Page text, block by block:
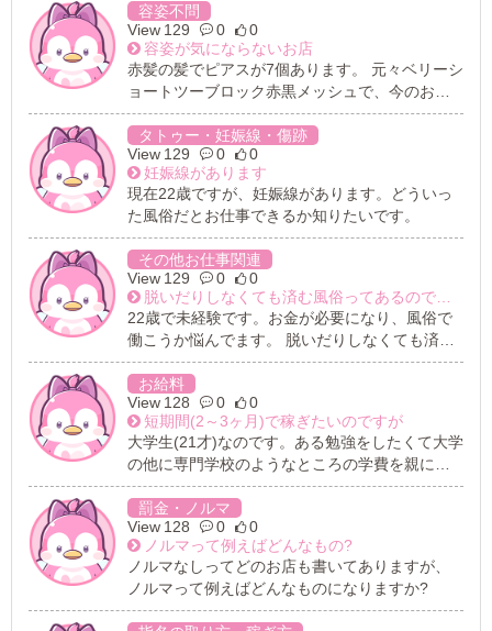
たいのと、高いクオリティーの中で働きたいと
思ってます。
容姿不問
129
0
0
容姿が気にならないお店
赤髪の髪でピアスが7個あります。 元々ベリーシ
ョートツーブロック赤黒メッシュで、今のお店
で一度髪を伸ばして黒色に染めろと言われ黒染
めしました。 でも個性を出したいのでまた赤に
染めました。 そしたらまた文句を言われたので
お店を探してます。 髪は切らずに伸ばしてるの
に。 給与面も重視してるのでソープがいいで
す。 ソープ以外でも給料で考えたいと思いま
でお願いします。 よろしくお願いします。
タトゥー・妊娠線・傷跡
129
0
0
妊娠線があります
現在22歳ですが、妊娠線があります。どういっ
た風俗だとお仕事できるか知りたいです。
その他お仕事関連
129
0
0
脱いだりしなくても済む風俗ってあるのでしょうか?
22歳で未経験です。お金が必要になり、風俗で
働こうか悩んでます。 脱いだりしなくても済む
風俗ってありますか?
お給料
128
0
0
短期間(2～3ヶ月)で稼ぎたいのですが
大学生(21才)なのです。ある勉強をしたくて大学
の他に専門学校のようなところの学費を親には
頼れないので自分で稼ごうとおもってるのです
が、100～150万円を短期間で稼げる業種はどん
なものがあるか知りたいです。
罰金・ノルマ
128
0
0
ノルマって例えばどんなもの?
ノルマなしってどのお店も書いてありますが、
ノルマって例えばどんなものになりますか?